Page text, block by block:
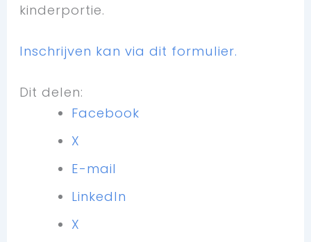
kinderportie.
Inschrijven kan via dit formulier.
Dit delen:
Facebook
X
E-mail
LinkedIn
X